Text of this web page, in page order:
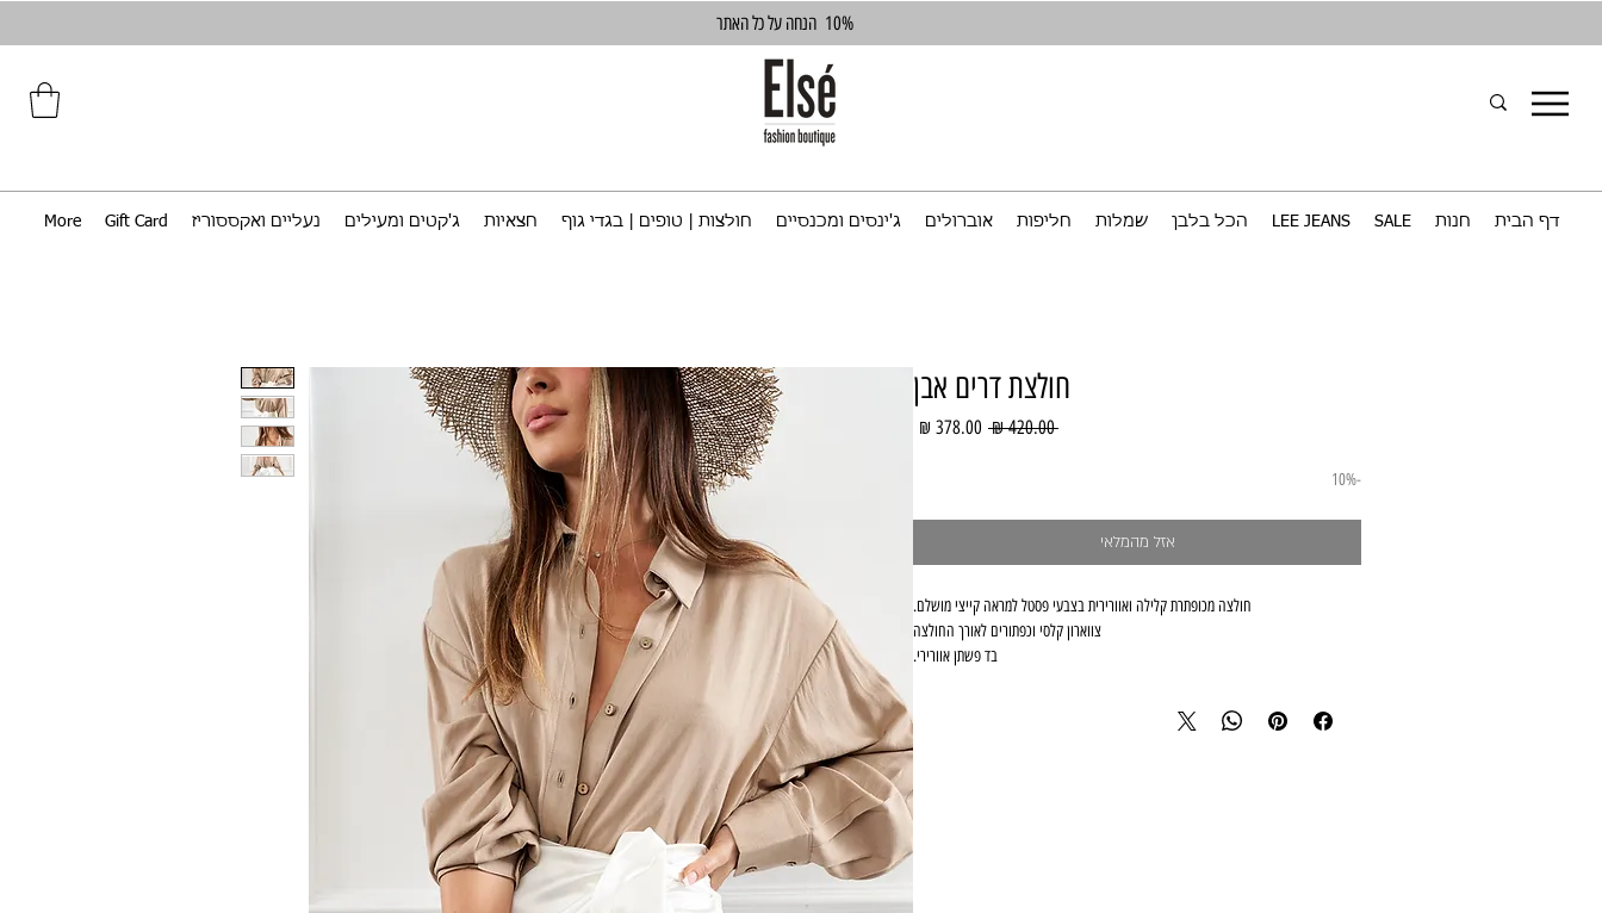
10% הנחה על כל האתר
דף הבית חנות SALE
LEE JEANS הכל בלבן שמלות חליפות אוברולים ג'ינסים ומכנסיים חולצות | טופים | בגדי גוף חצאיות ג'קטים ומעילים נעליים ואקססוריז Gift Card
More
חולצת דרים אבן
‏420.00 ‏₪
מחיר
-10%
אזל מהמלאי